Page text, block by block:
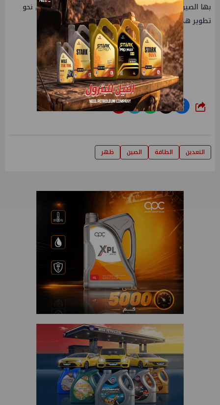
بها الصين في هذا المجال تضع البلاد في مقدمة السباق نحو
تطوير هذه التكنولوجيا الواعدة.
شارك
التعدين الطاقة الصين ظهر